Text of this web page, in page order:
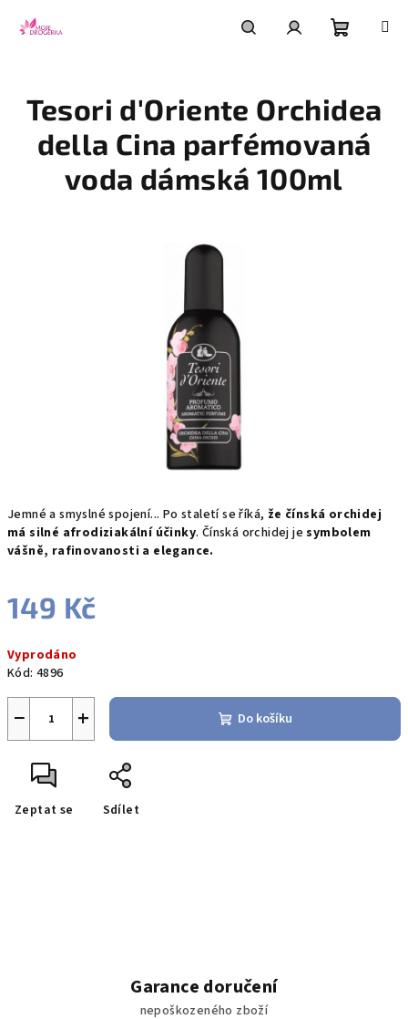
košík
Jemné a smyslné spojení... Po staletí se říká, že čínská orchidej
má silné afrodiziakální účinky. Čínská orchidej jesymbolem
vášně, rafinovanosti a elegance.
149 Kč
cena:
Vyprodáno
Kód: 4896
+
− Do košíku
Zeptat se Sdílet
Tesori d'Oriente Orchidea
della Cina parfémovaná
voda dámská 100ml
Garance doručení
nepoškozeného zboží